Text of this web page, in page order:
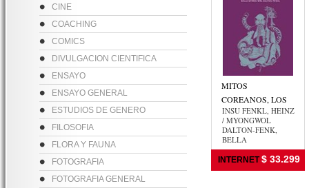
CINE
COACHING
COMICS
DIVULGACION CIENTIFICA
ENSAYO
ENSAYO GENERAL
ESTUDIOS DE GENERO
FILOSOFIA
FLORA Y FAUNA
FOTOGRAFIA
FOTOGRAFIA GENERAL
MITOS
COREANOS, LOS
INSU FENKL, HEINZ
/ MYONGWOL
DALTON-FENK,
BELLA
INTERNET $ 33.299